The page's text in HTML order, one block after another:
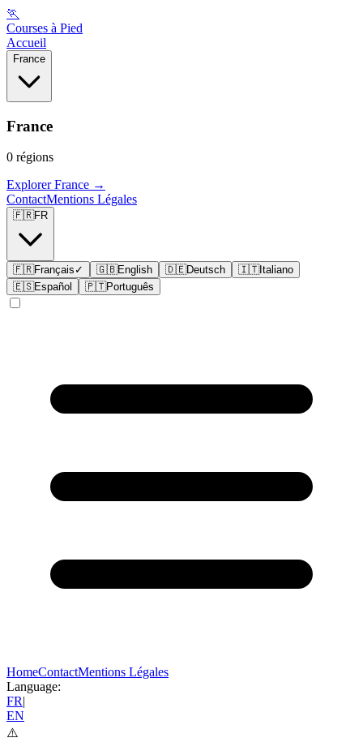
🏃
Courses à Pied
Accueil
France
France
0 régions
Explorer France →
ContactMentions Légales
🇫🇷FR
🇫🇷Français ✓ 🇬🇧English 🇩🇪Deutsch 🇮🇹Italiano
🇪🇸Español 🇵🇹Português
HomeContactMentions Légales
Language:
FR|
EN
⚠️